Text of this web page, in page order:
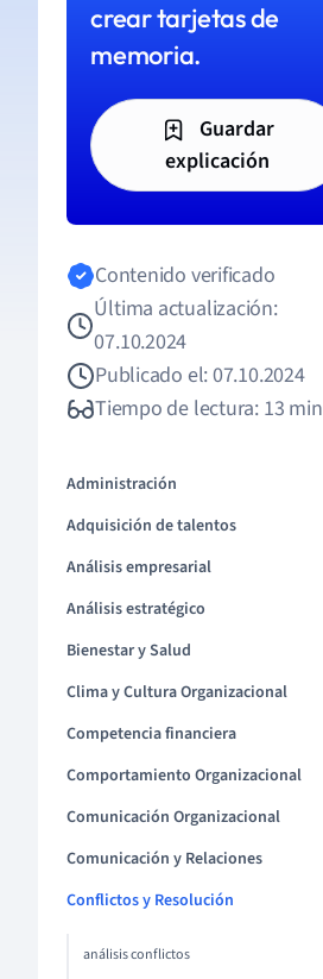
crear tarjetas de
memoria.
Guardar
explicación
Contenido verificado
Última actualización:
07.10.2024
Publicado el: 07.10.2024
Tiempo de lectura: 13 min
Administración
Adquisición de talentos
Análisis empresarial
Análisis estratégico
Bienestar y Salud
Clima y Cultura Organizacional
Competencia financiera
Comportamiento Organizacional
Comunicación Organizacional
Comunicación y Relaciones
Conflictos y Resolución
análisis conflictos